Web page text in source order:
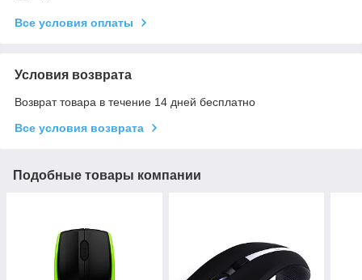
Все условия оплаты
Условия возврата
Возврат товара в течение 14 дней бесплатно
Все условия возврата
Подобные товары компании